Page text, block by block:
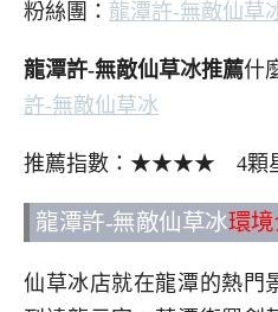
粉絲團： 龍潭許-無敵仙草
龍潭許-無敵仙草冰推薦什
許-無敵仙草冰
推薦指數：★★★★ 4顆
龍潭許-無敵仙草冰環
仙草冰店就在龍潭的熱門